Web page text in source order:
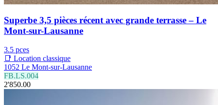
Superbe 3,5 pièces récent avec grande terrasse – Le
Mont-sur-Lausanne
3.5 pces
📑 Location classique
1052 Le Mont-sur-Lausanne
FB.LS.004
2'850.00